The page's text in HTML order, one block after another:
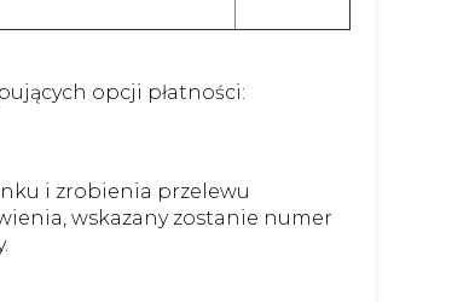
opcji płatności:
i zrobienia przelewu
wskazany zostanie numer